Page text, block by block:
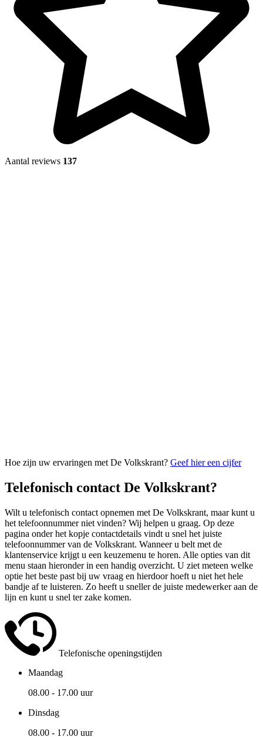
Aantal reviews 137
Hoe zijn uw ervaringen met De Volkskrant? Geef hier een cijfer
Telefonisch contact De Volkskrant?
Wilt u telefonisch contact opnemen met De Volkskrant, maar kunt u
het telefoonnummer niet vinden? Wij helpen u graag. Op deze
pagina onder het kopje contactdetails vindt u snel het juiste
telefoonnummer van de Volkskrant. Wanneer u belt met de
klantenservice krijgt u een keuzemenu te horen. Alle opties van dit
menu staan hieronder in een handig overzicht. U ziet meteen welke
optie het beste past bij uw vraag en hierdoor hoeft u niet het hele
bandje af te luisteren. Zo heeft u sneller de juiste medewerker aan de
lijn en kunt u snel ter zake komen.
Telefonische openingstijden
Maandag
08.00 - 17.00 uur
Dinsdag
08.00 - 17.00 uur